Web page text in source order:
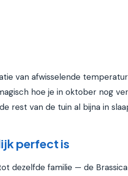
van afwisselende
hoe je in oktober nog
rest van de tuin al bijna in
perfect is
dezelfde familie — de